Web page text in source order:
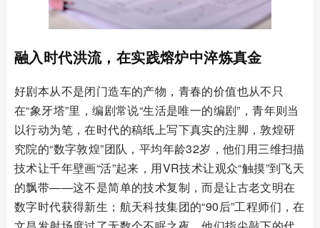
融入时代洪流，在实践熔炉中淬炼真金
好剧本从不是闭门造车的产物，青春的价值也从不只
在“象牙塔”里，编剧常说“生活是唯一的编剧”，青年则当
以行动为笔，在时代的稿纸上写下真实的注脚，敦煌研
究院的“数字敦煌”团队，平均年龄32岁，他们用三维扫描
技术让千年壁画“活”起来，用VR技术让观众“触摸”到飞天
的飘带——这不是简单的技术复制，而是让古老文明在
数字时代获得新生；航天科技集团的“90后”工程师们，在